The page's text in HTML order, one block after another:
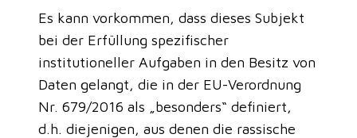
Es kann vorkommen, dass dieses Subjekt
bei der Erfüllung spezifischer
institutioneller Aufgaben in den Besitz von
Daten gelangt, die in der EU-Verordnung
Nr. 679/2016 als „besonders“ definiert,
d.h. diejenigen, aus denen die rassische